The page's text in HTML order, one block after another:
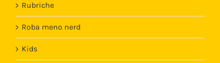
Rubriche
Roba meno nerd
Kids